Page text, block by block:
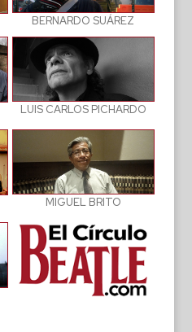
BERNARDO SUÁREZ
LUIS CARLOS PICHARDO
MIGUEL BRITO